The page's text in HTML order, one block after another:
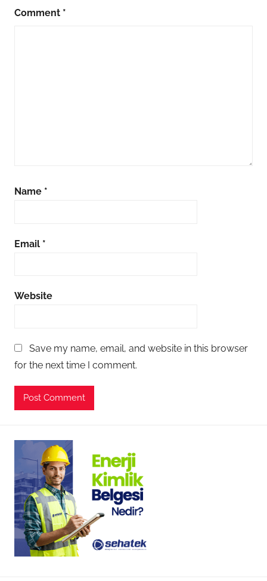
Comment *
Name *
Email *
Website
Save my name, email, and website in this browser
for the next time I comment.